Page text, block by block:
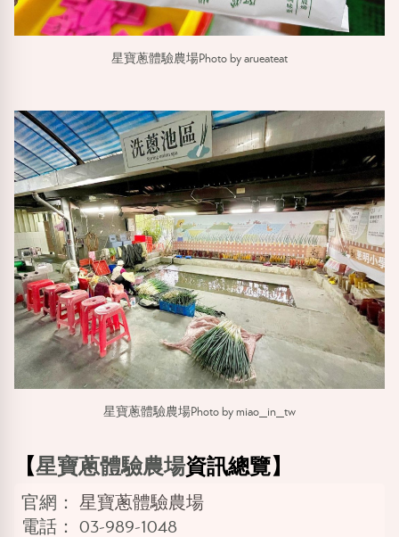
星寶蔥體驗農場Photo by arueateat
星寶蔥體驗農場Photo by miao_in_tw
【星寶蔥體驗農場資訊總覽】
官網： 星寶蔥體驗農場
電話： 03-989-1048